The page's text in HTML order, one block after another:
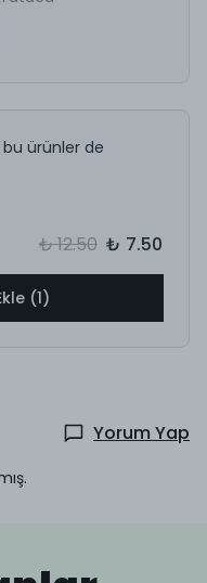
ürünler de
₺ 12.50 ₺ 7.50
(1)
Yorum Yap